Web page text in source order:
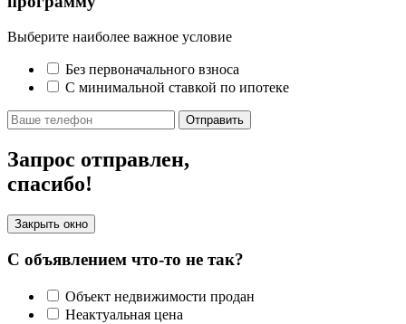
Выберите наиболее важное условие
Без первоначального взноса
С минимальной ставкой по ипотеке
Отправить
Запрос отправлен,
спасибо!
Закрыть окно
С объявлением что-то не так?
Объект недвижимости продан
Неактуальная цена